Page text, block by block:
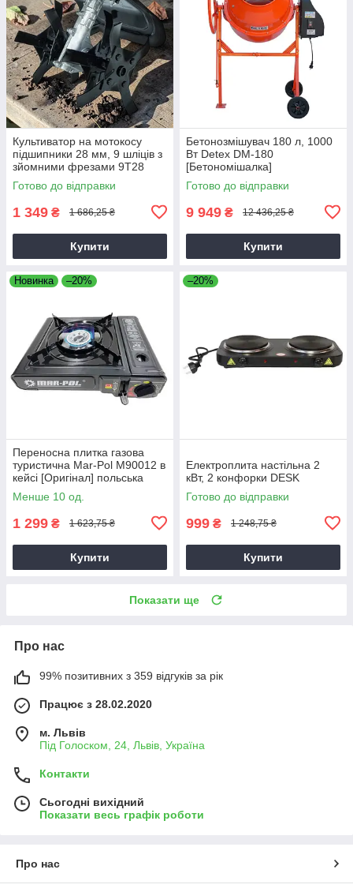
Культиватор на мотокосу
підшипники 28 мм, 9 шліців з
зйомними фрезами 9T28
Готово до відправки
1 349 ₴ 1 686,25 ₴
Купити
Бетонозмішувач 180 л, 1000
Вт Detex DM-180
[Бетономішалка]
Готово до відправки
9 949 ₴ 12 436,25 ₴
Купити
Новинка –20%
Переносна плитка газова
туристична Mar-Pol M90012 в
кейсі [Оригінал] польська
Менше 10 од.
1 299 ₴ 1 623,75 ₴
Купити
–20%
Електроплита настільна 2
кВт, 2 конфорки DESK
Готово до відправки
999 ₴ 1 248,75 ₴
Купити
Показати ще
Про нас
99% позитивних з 359 відгуків за рік
Працює з 28.02.2020
м. Львів
Під Голоском, 24, Львів, Україна
Контакти
Сьогодні вихідний
Показати весь графік роботи
Про нас